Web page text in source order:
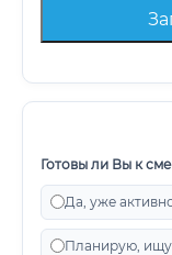
Готовы ли Вы к
Да, уже
Планирую,